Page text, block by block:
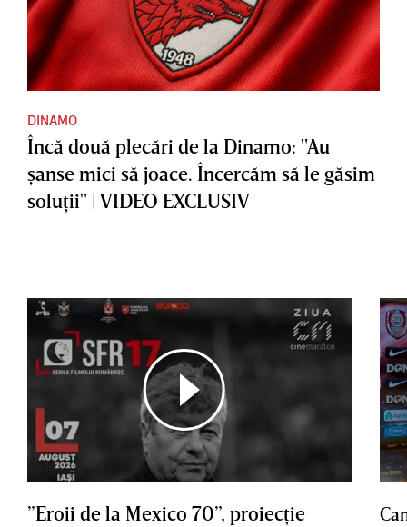
DINAMO
Încă două plecări de la Dinamo: "Au
şanse mici să joace. Încercăm să le găsim
soluţii" | VIDEO EXCLUSIV
”Eroii de la Mexico 70”, proiecţie